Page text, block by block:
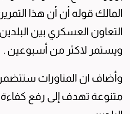
المالك قوله أن أن هذا
التعاون العسكري بين
ويستمر لاكثر من أسبوعين .
وأضاف ان المناورات
متنوعة تهدف إلى رفع كفاءة